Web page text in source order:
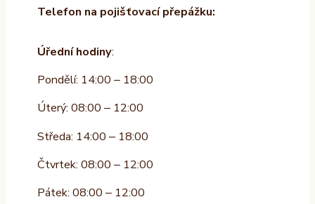
Telefon na pojišťovací přepážku:
Úřední hodiny:
Pondělí: 14:00 – 18:00
Úterý: 08:00 – 12:00
Středa: 14:00 – 18:00
Čtvrtek: 08:00 – 12:00
Pátek: 08:00 – 12:00